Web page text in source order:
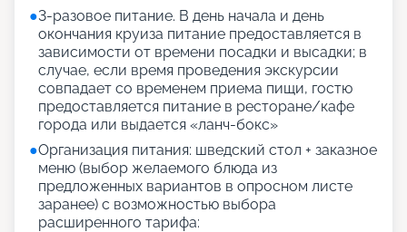
●3-разовое питание. В день начала и день
окончания круиза питание предоставляется в
зависимости от времени посадки и высадки; в
случае, если время проведения экскурсии
совпадает со временем приема пищи, гостю
предоставляется питание в ресторане/кафе
города или выдается «ланч-бокс»
●Организация питания: шведский стол + заказное
меню (выбор желаемого блюда из
предложенных вариантов в опросном листе
заранее) с возможностью выбора
расширенного тарифа: